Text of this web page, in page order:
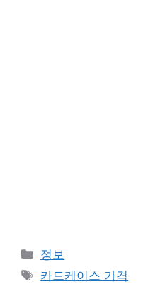
Categories
정보
Tags
카드케이스 가격